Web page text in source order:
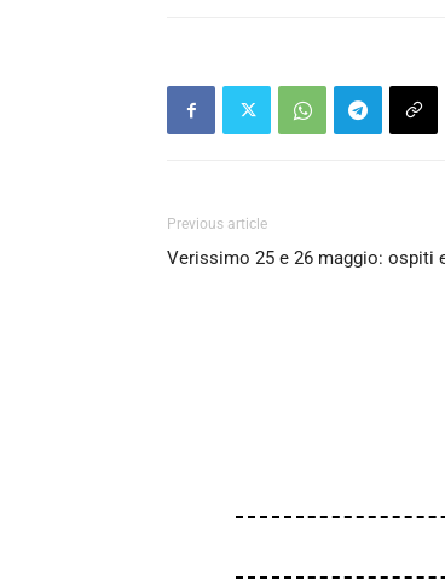
Previous article
Verissimo 25 e 26 maggio: ospiti